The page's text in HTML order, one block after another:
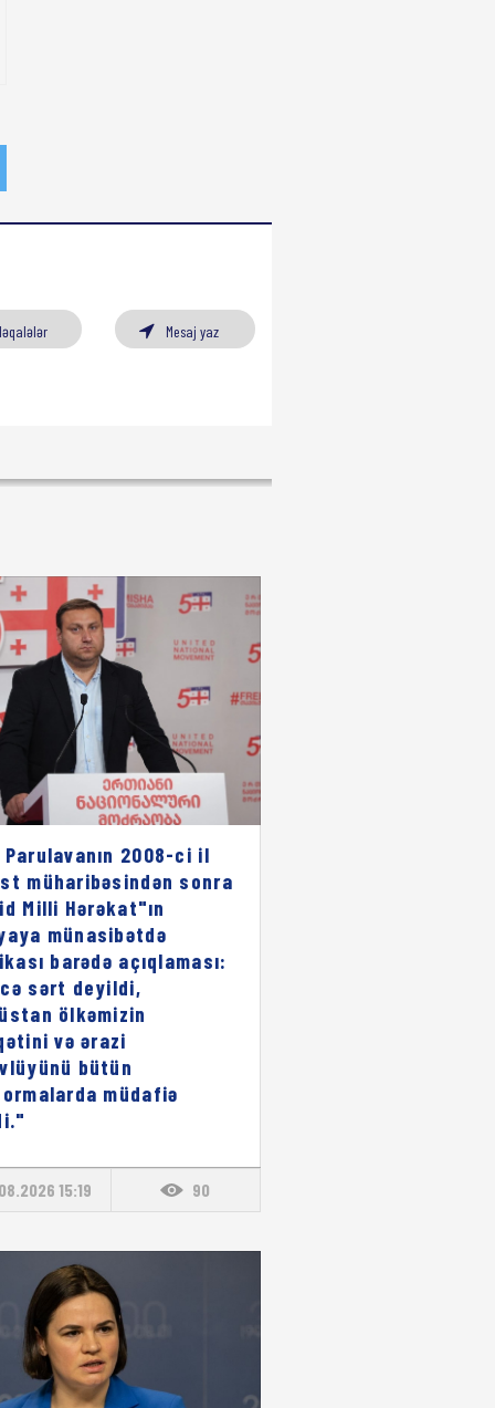
Mesaj yaz
Parulavanın 2008-ci il
müharibəsindən sonra
Milli Hərəkat"ın
münasibətdə
barədə açıqlaması:
sərt deyildi,
ölkəmizin
və ərazi
bütün
müdafiə
15:19 90